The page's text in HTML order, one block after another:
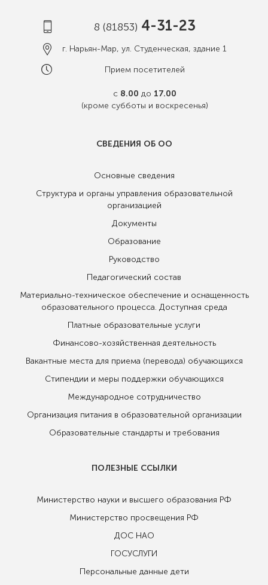
8 (81853) 4-31-23
г. Нарьян-Мар, ул. Студенческая, здание 1
Прием посетителей
с 8.00 до 17.00
(кроме субботы и воскресенья)
СВЕДЕНИЯ ОБ ОО
Основные сведения
Структура и органы управления образовательной
организацией
Документы
Образование
Руководство
Педагогический состав
Материально-техническое обеспечение и оснащенность
образовательного процесса. Доступная среда
Платные образовательные услуги
Финансово-хозяйственная деятельность
Вакантные места для приема (перевода) обучающихся
Стипендии и меры поддержки обучающихся
Международное сотрудничество
Организация питания в образовательной организации
Образовательные стандарты и требования
ПОЛЕЗНЫЕ ССЫЛКИ
Министерство науки и высшего образования РФ
Министерство просвещения РФ
ДОС НАО
ГОСУСЛУГИ
Персональные данные дети